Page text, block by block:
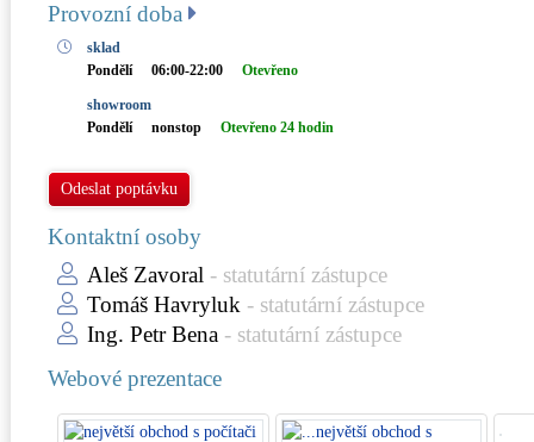
Provozní doba
sklad
Pondělí
06:00-22:00 Otevřeno
showroom
Pondělí
nonstop Otevřeno 24 hodin
Odeslat poptávku
Kontaktní osoby
Aleš Zavoral - statutární zástupce
Tomáš Havryluk - statutární zástupce
Ing. Petr Bena - statutární zástupce
Webové prezentace